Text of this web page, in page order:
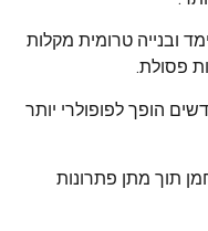
ובנייה טרומית מקלות
פסולת.
הופך לפופולרי יותר
תוך מתן פתרונות